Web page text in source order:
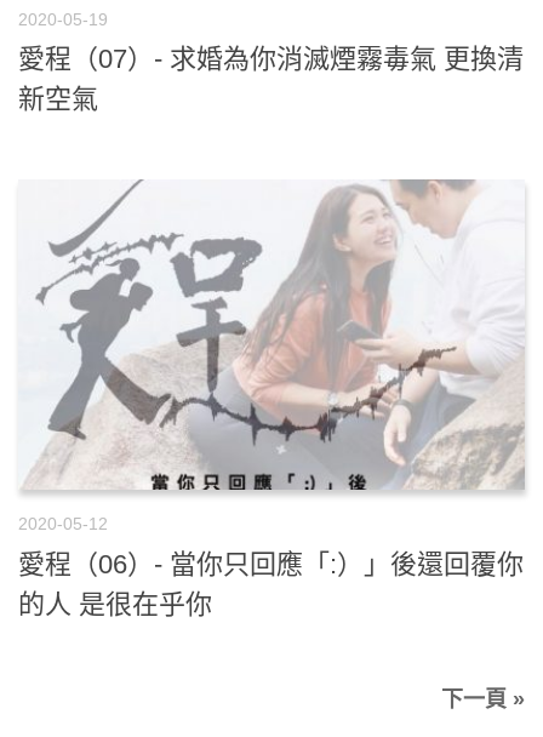
2020-05-19
愛程（07）- 求婚為你消滅煙霧毒氣 更換清
新空氣
2020-05-12
愛程（06）- 當你只回應「:）」後還回覆你
的人 是很在乎你
下一頁 »